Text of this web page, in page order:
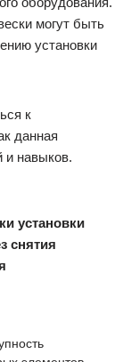
могут быть
установки
к
данная
и навыков.
установки
снятия